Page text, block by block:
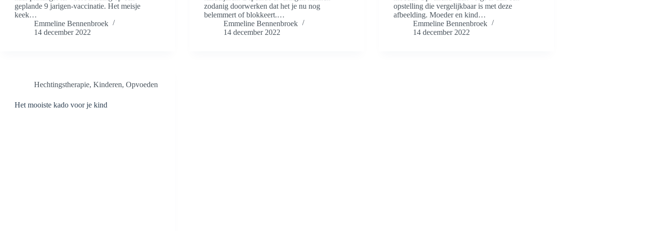
geplande 9 jarigen-vaccinatie. Het meisje
keek…
Emmeline Bennenbroek
14 december 2022
zodanig doorwerken dat het je nu nog
belemmert of blokkeert.…
Emmeline Bennenbroek
14 december 2022
opstelling die vergelijkbaar is met deze
afbeelding. Moeder en kind…
Emmeline Bennenbroek
14 december 2022
Hechtingstherapie, Kinderen, Opvoeden
Het mooiste kado voor je kind